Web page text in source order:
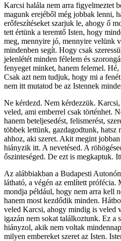
Karcsi halála nem arra figyelmeztet
magunk erejéből még jobbak lenni,
erőfeszítéseket szarjuk le, ahogy ő
tett értünk a teremtő Isten, hogy
meg, mennyire jó, mennyire velünk
mindenben segít. Hogy csak
jelenlétét minden félelem és
fenyeget minket, hanem felemel.
Csak azt nem tudjuk, hogy mi a
nem itt mutatod be az Istennek
Ne kérdezd. Nem kérdezzük.
veled, ami emberrel csak történhet.
hanem beteljesedést, felismerést,
többek lettünk, gazdagodtunk, hatsz
ahhoz, aki szeret. Akit megint
hiányzik itt. A nevetésed. A
őszinteséged. De ezt is megkaptuk.
Az alábbiakban a Budapesti
látható, a végén az említett prófécia.
mondja például, hogy nem arra kell
hanem most kezdődik minden.
veled Karcsi, ahogy mindig is veled
igazán nem sokat találkoztunk. Ez a
hiányzol, akik nem voltak
milyen embereket szeret az Isten.